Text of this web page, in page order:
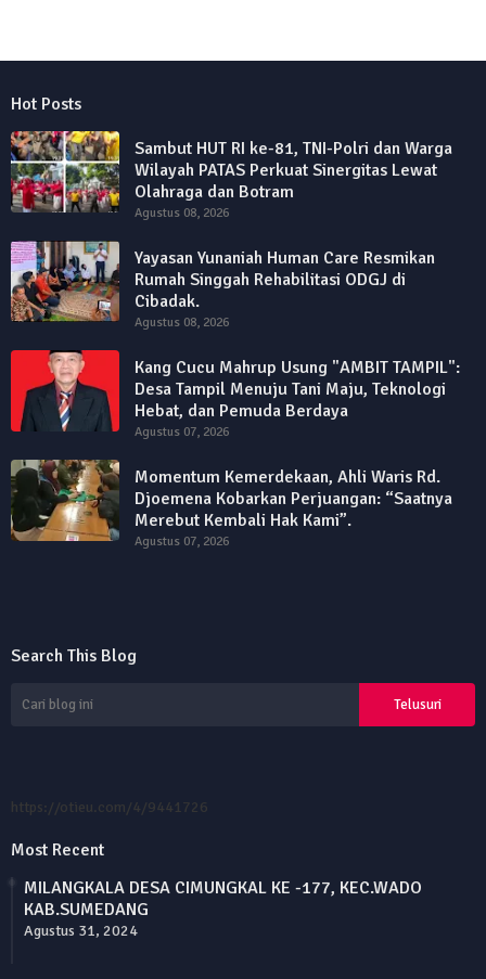
Hot Posts
Sambut HUT RI ke-81, TNI-Polri dan Warga
Wilayah PATAS Perkuat Sinergitas Lewat
Olahraga dan Botram
Agustus 08, 2026
Yayasan Yunaniah Human Care Resmikan
Rumah Singgah Rehabilitasi ODGJ di
Cibadak.
Agustus 08, 2026
Kang Cucu Mahrup Usung "AMBIT TAMPIL":
Desa Tampil Menuju Tani Maju, Teknologi
Hebat, dan Pemuda Berdaya
Agustus 07, 2026
Momentum Kemerdekaan, Ahli Waris Rd.
Djoemena Kobarkan Perjuangan: “Saatnya
Merebut Kembali Hak Kami”.
Agustus 07, 2026
Search This Blog
https://otieu.com/4/9441726
Most Recent
MILANGKALA DESA CIMUNGKAL KE -177, KEC.WADO
KAB.SUMEDANG
Agustus 31, 2024